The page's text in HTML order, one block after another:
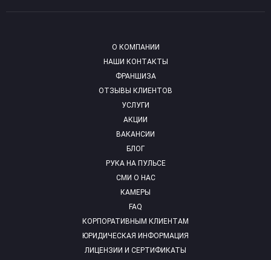
О КОМПАНИИ
НАШИ КОНТАКТЫ
ФРАНШИЗА
ОТЗЫВЫ КЛИЕНТОВ
УСЛУГИ
АКЦИИ
ВАКАНСИИ
БЛОГ
РУКА НА ПУЛЬСЕ
СМИ О НАС
КАМЕРЫ
FAQ
КОРПОРАТИВНЫМ КЛИЕНТАМ
ЮРИДИЧЕСКАЯ ИНФОРМАЦИЯ
ЛИЦЕНЗИИ И СЕРТИФИКАТЫ